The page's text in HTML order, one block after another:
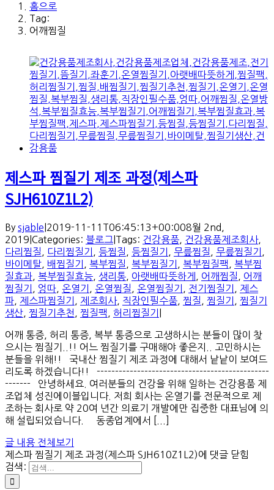
홈으로
Tag:
어깨찜질
제스파 찜질기 제조 과정(제스파
SJH610Z1L2)
By sjable 2019-11-11T06:45:13+00:008월 2nd,
2019 Categories: 블로그 Tags: 건강용품 건강용품제조회사,
다리찜질
다리찜질기 등찜질 등찜질기 무릎찜질 무릎찜질기
바이메탈
배찜질기 복부찜질 복부찜질기 복부찜질팩
복부찜
질효과
복부찜질효능 생리통 아랫배따뜻하게 어깨찜질
어깨
찜질기
엉따 온열기 온열찜질 온열찜질기 전기찜질기
제스
파
제스파찜질기 제조회사, 직장인필수품 찜질 찜질기
찜질기
생산
찜질기추천 찜질팩 허리찜질기
어깨 통증, 허리 통증, 복부 통증으로 고생하시는 분들이 많이 찾
으시는 찜질기..!! 어느 찜질기를 구매해야 좋은지.. 고민하시는
분들을 위해!! 국내산 찜질기 제조 과정에 대해서 낱낱이 보여드
리도록 하겠습니다!! -----------------------------------------------
------- 안녕하세요. 여러분들의 건강을 위해 일하는 건강용품 제
조업체 성진에이블입니다. 저희 회사는 온열기를 전문적으로 제
조하는 회사로 약 20여 년간 의료기 개발에만 집중한 대표님에 의
해 설립되었습니다. 동종업계에서 [...]
글 내용 전체보기
제스파 찜질기 제조 과정(제스파 SJH610Z1L2)에 댓글 닫힘
검색: